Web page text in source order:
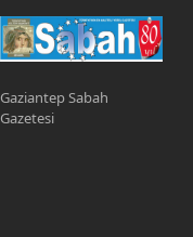
Gaziantep Sabah
Gazetesi